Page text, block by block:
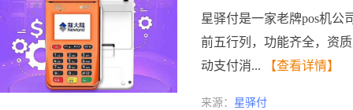
星驿付是一家老牌pos机公
前五行列，功能齐全，资
动支付消...
【查看详情】
来源： 星驿付